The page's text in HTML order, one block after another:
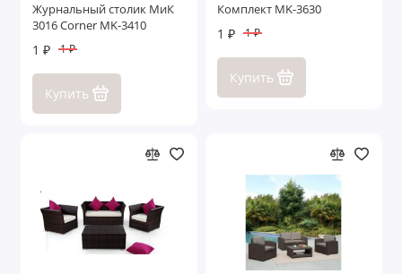
Журнальный столик МиК
3016 Corner MK-3410
1 ₽ 1 ₽
Купить
Комплект MK-3630
1 ₽ 1 ₽
Купить